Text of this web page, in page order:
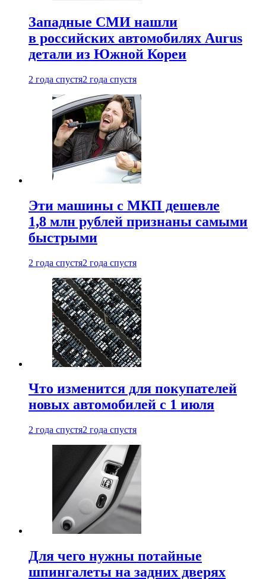
Западные СМИ нашли
в российских автомобилях Aurus
детали из Южной Кореи
2 года спустя2 года спустя
Эти машины с МКП дешевле
1,8 млн рублей признаны самыми
быстрыми
2 года спустя2 года спустя
Что изменится для покупателей
новых автомобилей с 1 июля
2 года спустя2 года спустя
Для чего нужны потайные
шпингалеты на задних дверях